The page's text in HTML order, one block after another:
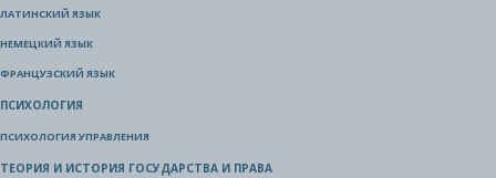
ЛАТИНСКИЙ ЯЗЫК
НЕМЕЦКИЙ ЯЗЫК
ФРАНЦУЗСКИЙ ЯЗЫК
ПСИХОЛОГИЯ
ПСИХОЛОГИЯ УПРАВЛЕНИЯ
ТЕОРИЯ И ИСТОРИЯ ГОСУДАРСТВА И ПРАВА